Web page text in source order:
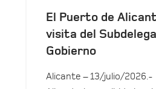
El Puerto de
visita del
Gobierno
Alicante – 13/julio/